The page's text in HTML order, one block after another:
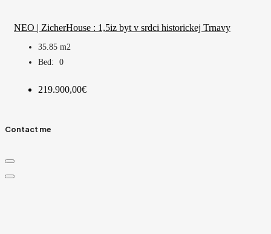
NEO | ZicherHouse : 1,5iz byt v srdci historickej Trnavy
219.900,00€
35.85 m2
Bed:
0
Contact me